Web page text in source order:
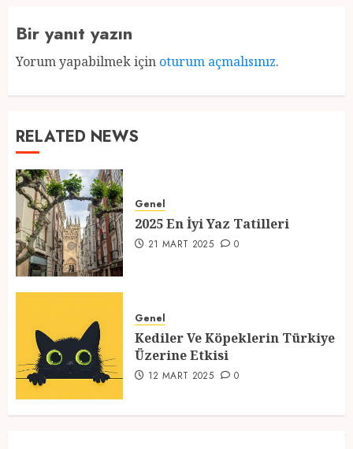
Bir yanıt yazın
Yorum yapabilmek için oturum açmalısınız.
RELATED NEWS
Genel
2025 En İyi Yaz Tatilleri
21 MART 2025 0
Genel
Kediler Ve Köpeklerin Türkiye
Üzerine Etkisi
12 MART 2025 0